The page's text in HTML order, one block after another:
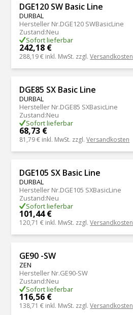
DGE120 SW Basic Line
DURBAL
Hersteller Nr.DGE120 SWBasicLine
Zustand:Neu
Sofort lieferbar
242,18 €
288,19 € inkl. MwSt. zzgl.Versandkosten
DGE85 SX Basic Line
DURBAL
Hersteller Nr.DGE85 SXBasicLine
Zustand:Neu
Sofort lieferbar
68,73 €
81,79 € inkl. MwSt. zzgl.Versandkosten
DGE105 SX Basic Line
DURBAL
Hersteller Nr.DGE105 SXBasicLine
Zustand:Neu
Sofort lieferbar
101,44 €
120,71 € inkl. MwSt. zzgl.Versandkosten
GE90 -SW
ZEN
Hersteller Nr.GE90-SW
Zustand:Neu
Sofort lieferbar
116,56 €
138,71 € inkl. MwSt. zzgl.Versandkosten